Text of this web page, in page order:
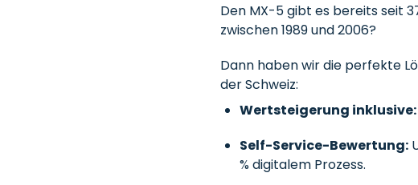
Den MX-5 gibt es bereits seit
zwischen 1989 und 2006?
Dann haben wir die perfekte
der Schweiz:
Wertsteigerung inklusive:
Self-Service-Bewertung:
% digitalem Prozess.